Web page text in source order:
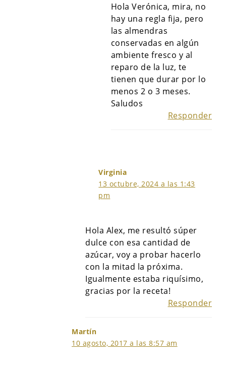
Hola Verónica, mira, no
hay una regla fija, pero
las almendras
conservadas en algún
ambiente fresco y al
reparo de la luz, te
tienen que durar por lo
menos 2 o 3 meses.
Saludos
Responder
Virginia
13 octubre, 2024 a las 1:43
pm
Hola Alex, me resultó súper
dulce con esa cantidad de
azúcar, voy a probar hacerlo
con la mitad la próxima.
Igualmente estaba riquísimo,
gracias por la receta!
Responder
Martín
10 agosto, 2017 a las 8:57 am